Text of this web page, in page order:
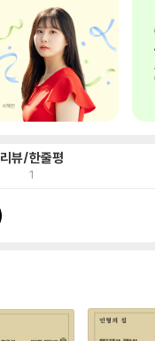
리뷰/한줄평
1